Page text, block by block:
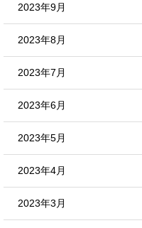
2023年9月
2023年8月
2023年7月
2023年6月
2023年5月
2023年4月
2023年3月